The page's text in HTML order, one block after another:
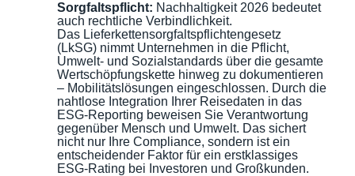
Sorgfaltspflicht: Nachhaltigkeit 2026 bedeutet
auch rechtliche Verbindlichkeit.
Das Lieferkettensorgfaltspflichtengesetz
(LkSG) nimmt Unternehmen in die Pflicht,
Umwelt- und Sozialstandards über die gesamte
Wertschöpfungskette hinweg zu dokumentieren
– Mobilitätslösungen eingeschlossen. Durch die
nahtlose Integration Ihrer Reisedaten in das
ESG-Reporting beweisen Sie Verantwortung
gegenüber Mensch und Umwelt. Das sichert
nicht nur Ihre Compliance, sondern ist ein
entscheidender Faktor für ein erstklassiges
ESG-Rating bei Investoren und Großkunden.